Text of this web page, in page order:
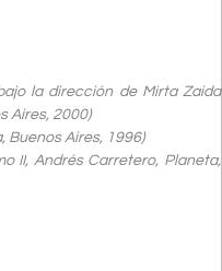
la dirección de Mirta Zaida
Aires, 2000)
Buenos Aires, 1996)
II, Andrés Carretero, Planeta,